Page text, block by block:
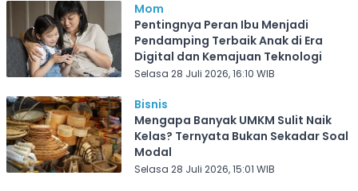
Mom
Pentingnya Peran Ibu Menjadi
Pendamping Terbaik Anak di Era
Digital dan Kemajuan Teknologi
Selasa 28 Juli 2026, 16:10 WIB
Bisnis
Mengapa Banyak UMKM Sulit Naik
Kelas? Ternyata Bukan Sekadar Soal
Modal
Selasa 28 Juli 2026, 15:01 WIB